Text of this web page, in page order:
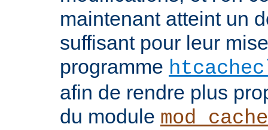
maintenant atteint un
suffisant pour leur
programme
afin de rendre plus
du module